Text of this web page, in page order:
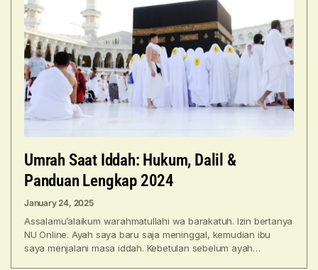
Umrah Saat Iddah: Hukum, Dalil &
Panduan Lengkap 2024
January 24, 2025
Assalamu’alaikum warahmatullahi wa barakatuh. Izin bertanya
NU Online. Ayah saya baru saja meninggal, kemudian ibu
saya menjalani masa iddah. Kebetulan sebelum ayah